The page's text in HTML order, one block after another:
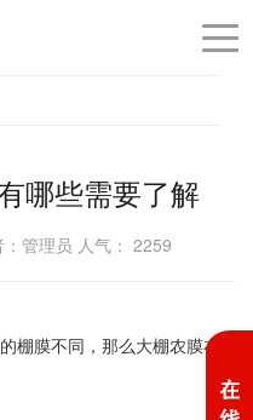
哪些需要了解
管理员 人气： 2259
棚膜不同，那么大棚农膜在